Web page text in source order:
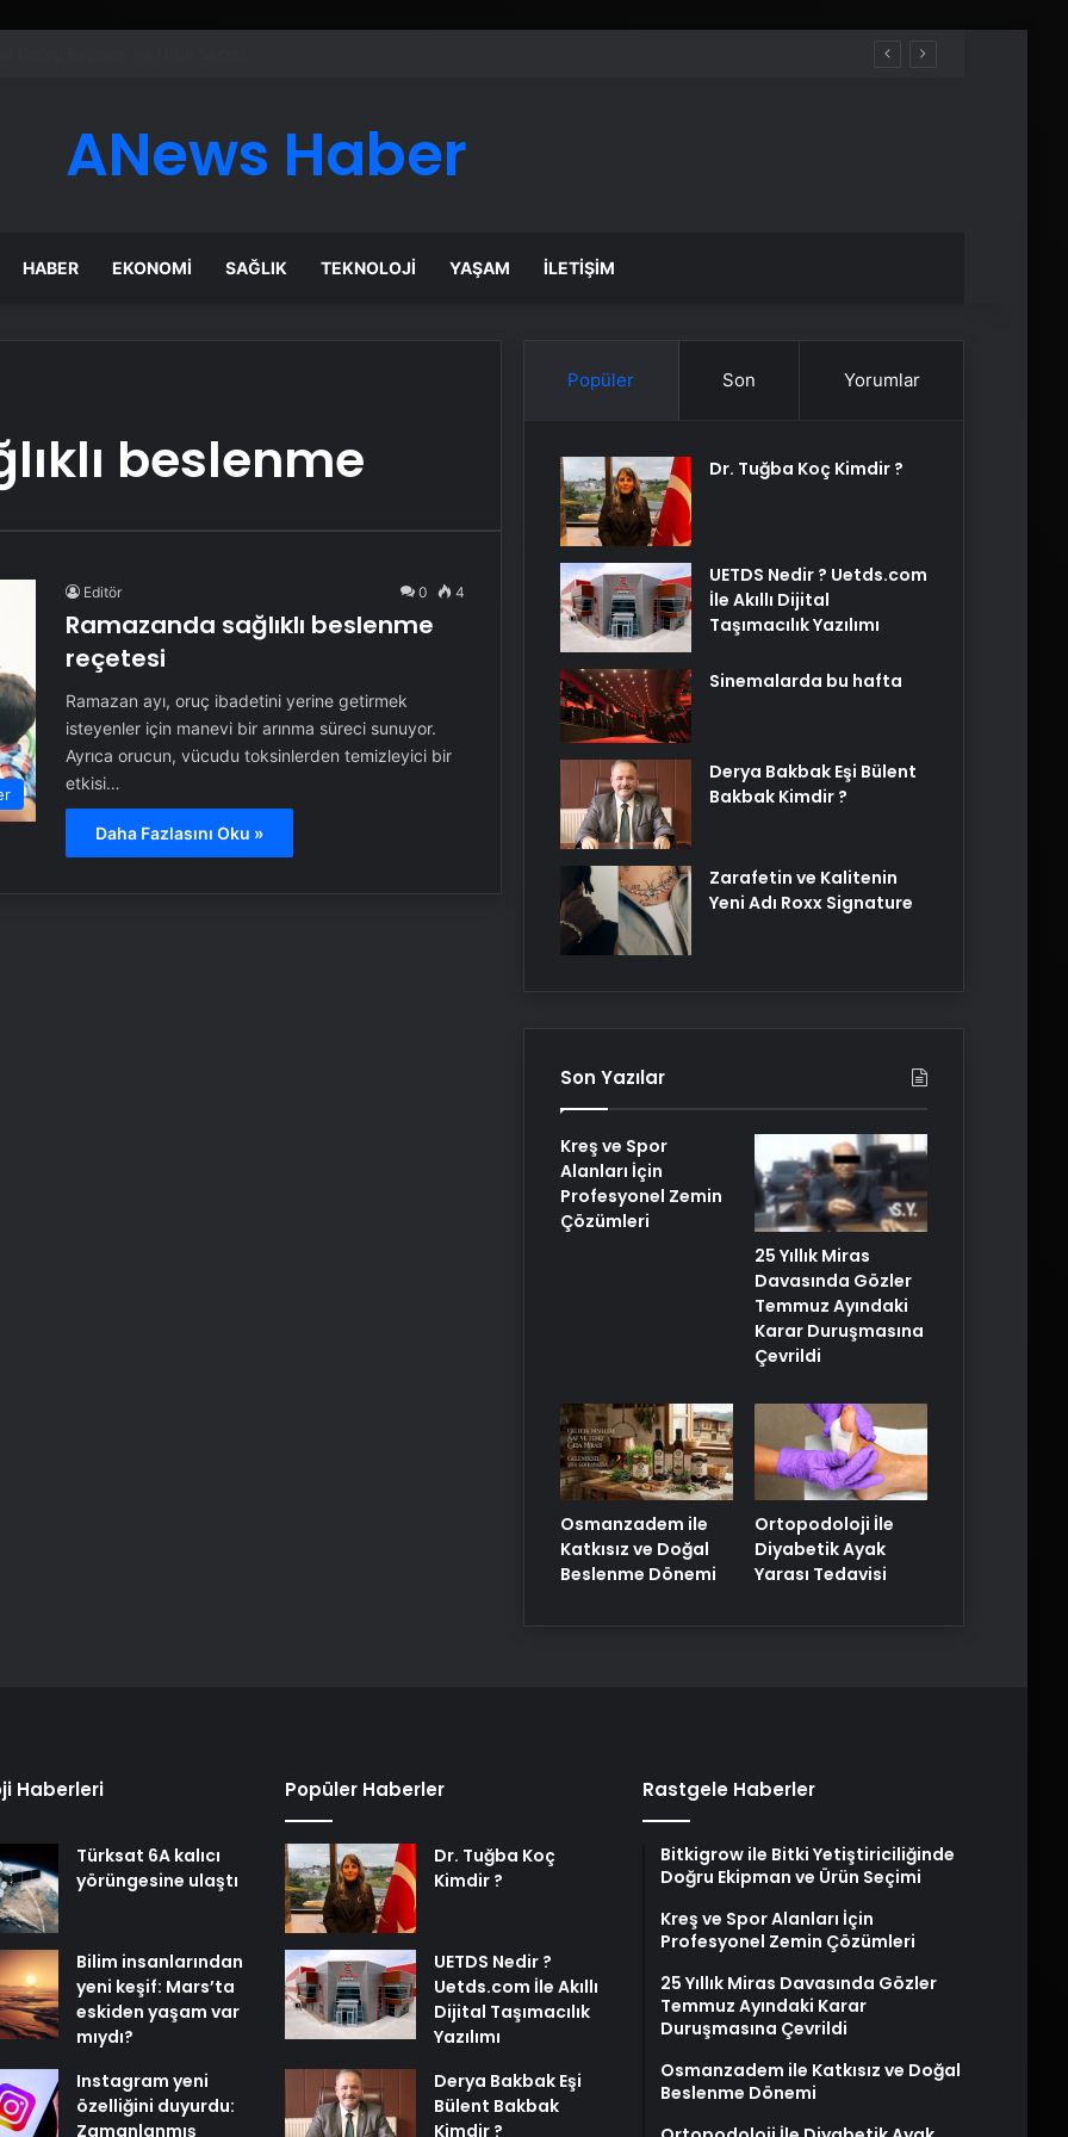
ANews Haber
HABER EKONOMI SAĞLIK TEKNOLOJI YAŞAM İLETIŞIM
beslenme
Editör 0 4
Ramazanda sağlıklı beslenme
reçetesi
Ramazan ayı, oruç ibadetini yerine getirmek
isteyenler için manevi bir arınma süreci sunuyor.
Ayrıca orucun, vücudu toksinlerden temizleyici bir
etkisi…
Daha Fazlasını Oku »
Popüler Son Yorumlar
Dr. Tuğba Koç Kimdir ?
UETDS Nedir ? Uetds.com
İle Akıllı Dijital
Taşımacılık Yazılımı
Sinemalarda bu hafta
Derya Bakbak Eşi Bülent
Bakbak Kimdir ?
Zarafetin ve Kalitenin
Yeni Adı Roxx Signature
Son Yazılar
Kreş ve Spor
Alanları İçin
Profesyonel Zemin
Çözümleri
25 Yıllık Miras
Davasında Gözler
Temmuz Ayındaki
Karar Duruşmasına
Çevrildi
Osmanzadem ile
Katkısız ve Doğal
Beslenme Dönemi
Ortopodoloji İle
Diyabetik Ayak
Yarası Tedavisi
Haberleri
Türksat 6A kalıcı
yörüngesine ulaştı
Bilim insanlarından
yeni keşif: Mars’ta
eskiden yaşam var
mıydı?
Instagram yeni
özelliğini duyurdu:
Zamanlanmış
Popüler Haberler
Dr. Tuğba Koç
Kimdir ?
UETDS Nedir ?
Uetds.com İle Akıllı
Dijital Taşımacılık
Yazılımı
Derya Bakbak Eşi
Bülent Bakbak
Kimdir ?
Rastgele Haberler
Bitkigrow ile Bitki Yetiştiriciliğinde
Doğru Ekipman ve Ürün Seçimi
Kreş ve Spor Alanları İçin
Profesyonel Zemin Çözümleri
25 Yıllık Miras Davasında Gözler
Temmuz Ayındaki Karar
Duruşmasına Çevrildi
Osmanzadem ile Katkısız ve Doğal
Beslenme Dönemi